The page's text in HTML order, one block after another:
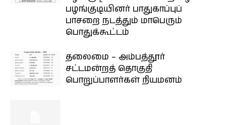
பழங்குடியினர் பாதுகாப்புப்
பாசறை நடத்தும் மாபெரும்
பொதுக்கூட்டம்
தலைமை – அம்பத்தூர்
சட்டமன்றத் தொகுதி
பொறுப்பாளர்கள் நியமனம்